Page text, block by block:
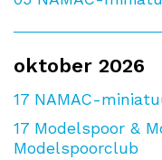
oktober 2026
17 NAMAC-
17 Modelspoor &
Modelspoorclub